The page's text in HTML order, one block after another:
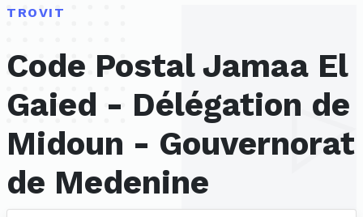
TROVIT
Code Postal Jamaa El
Gaied - Délégation de
Midoun - Gouvernorat
de Medenine